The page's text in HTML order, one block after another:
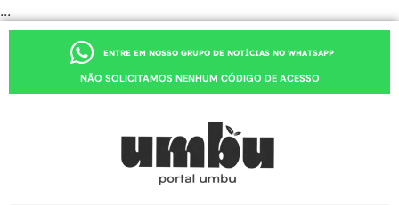
...
ENTRE EM NOSSO GRUPO DE NOTÍCIAS NO WHATSAPP
NÃO SOLICITAMOS NENHUM CÓDIGO DE ACESSO